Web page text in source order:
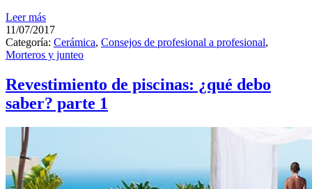
Leer más
11/07/2017
Categoría: Cerámica, Consejos de profesional a profesional,
Morteros y junteo
Revestimiento de piscinas: ¿qué debo
saber? parte 1